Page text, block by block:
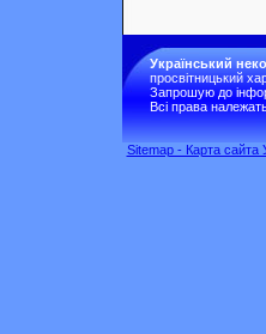
Український
просвітницький
Запрошую до
Всі права
Sitemap - Карта сайта